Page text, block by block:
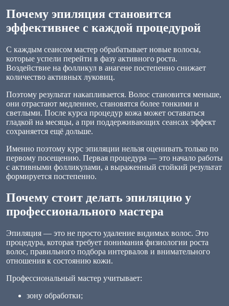
Почему эпиляция становится
эффективнее с каждой процедурой
С каждым сеансом мастер обрабатывает новые волосы,
которые успели перейти в фазу активного роста.
Воздействие на фолликул в анагене постепенно снижает
количество активных луковиц.
Поэтому результат накапливается. Волос становится меньше,
они отрастают медленнее, становятся более тонкими и
светлыми. После курса процедур кожа может оставаться
гладкой на месяцы, а при поддерживающих сеансах эффект
сохраняется ещё дольше.
Именно поэтому курс эпиляции нельзя оценивать только по
первому посещению. Первая процедура — это начало работы
с активными фолликулами, а выраженный стойкий результат
формируется постепенно.
Почему стоит делать эпиляцию у
профессионального мастера
Эпиляция — это не просто удаление видимых волос. Это
процедура, которая требует понимания физиологии роста
волос, правильного подбора интервалов и внимательного
отношения к состоянию кожи.
Профессиональный мастер учитывает:
зону обработки;